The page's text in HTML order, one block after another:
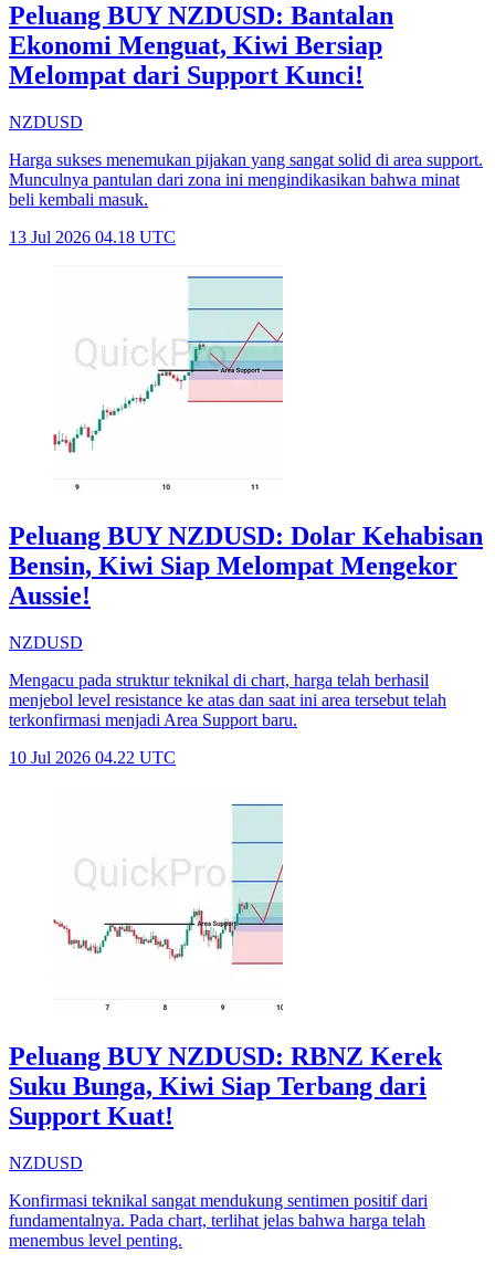
Peluang BUY NZDUSD: Bantalan
Ekonomi Menguat, Kiwi Bersiap
Melompat dari Support Kunci!
NZDUSD
Harga sukses menemukan pijakan yang sangat solid di area support.
Munculnya pantulan dari zona ini mengindikasikan bahwa minat
beli kembali masuk.
13 Jul 2026 04.18 UTC
Peluang BUY NZDUSD: Dolar Kehabisan
Bensin, Kiwi Siap Melompat Mengekor
Aussie!
NZDUSD
Mengacu pada struktur teknikal di chart, harga telah berhasil
menjebol level resistance ke atas dan saat ini area tersebut telah
terkonfirmasi menjadi Area Support baru.
10 Jul 2026 04.22 UTC
Peluang BUY NZDUSD: RBNZ Kerek
Suku Bunga, Kiwi Siap Terbang dari
Support Kuat!
NZDUSD
Konfirmasi teknikal sangat mendukung sentimen positif dari
fundamentalnya. Pada chart, terlihat jelas bahwa harga telah
menembus level penting.